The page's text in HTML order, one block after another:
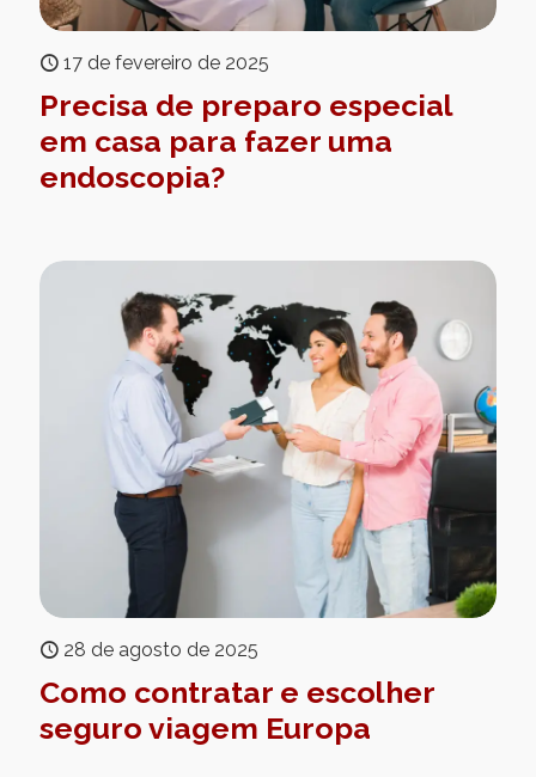
17 de fevereiro de 2025
Precisa de preparo especial
em casa para fazer uma
endoscopia?
28 de agosto de 2025
Como contratar e escolher
seguro viagem Europa